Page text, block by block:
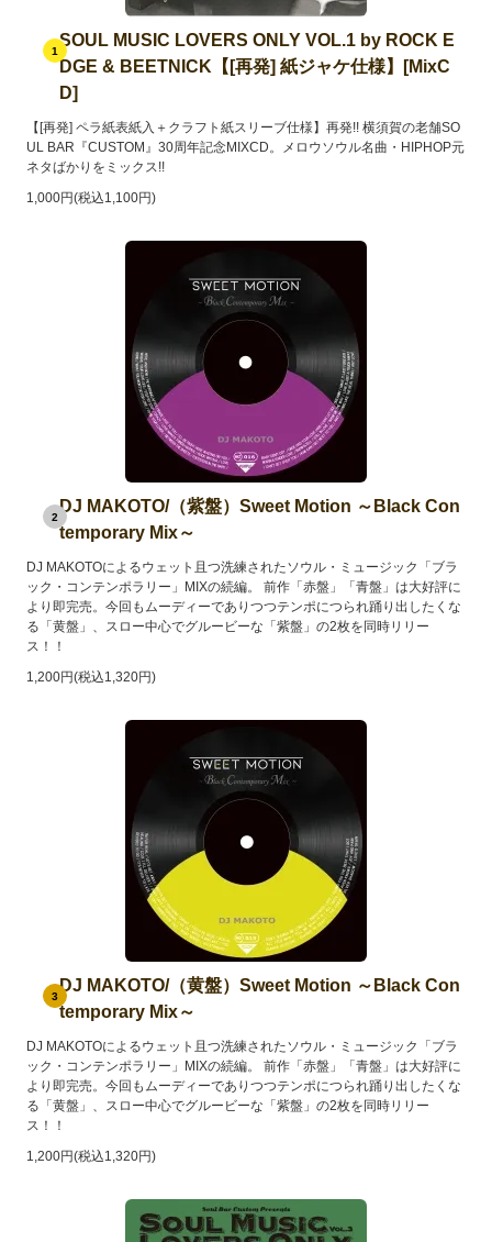
1
SOUL MUSIC LOVERS ONLY VOL.1 by ROCK E
DGE & BEETNICK【[再発] 紙ジャケ仕様】[MixC
D]
【[再発] ペラ紙表紙入＋クラフト紙スリーブ仕様】再発!! 横須賀の老舗SO
UL BAR『CUSTOM』30周年記念MIXCD。メロウソウル名曲・HIPHOP元
ネタばかりをミックス!!
1,000円(税込1,100円)
2
DJ MAKOTO/（紫盤）Sweet Motion ～Black Con
temporary Mix～
DJ MAKOTOによるウェット且つ洗練されたソウル・ミュージック「ブラ
ック・コンテンポラリー」MIXの続編。 前作「赤盤」「青盤」は大好評に
より即完売。今回もムーディーでありつつテンポにつられ踊り出したくな
る「黄盤」、スロー中心でグルービーな「紫盤」の2枚を同時リリー
ス！！
1,200円(税込1,320円)
3
DJ MAKOTO/（黄盤）Sweet Motion ～Black Con
temporary Mix～
DJ MAKOTOによるウェット且つ洗練されたソウル・ミュージック「ブラ
ック・コンテンポラリー」MIXの続編。 前作「赤盤」「青盤」は大好評に
より即完売。今回もムーディーでありつつテンポにつられ踊り出したくな
る「黄盤」、スロー中心でグルービーな「紫盤」の2枚を同時リリー
ス！！
1,200円(税込1,320円)